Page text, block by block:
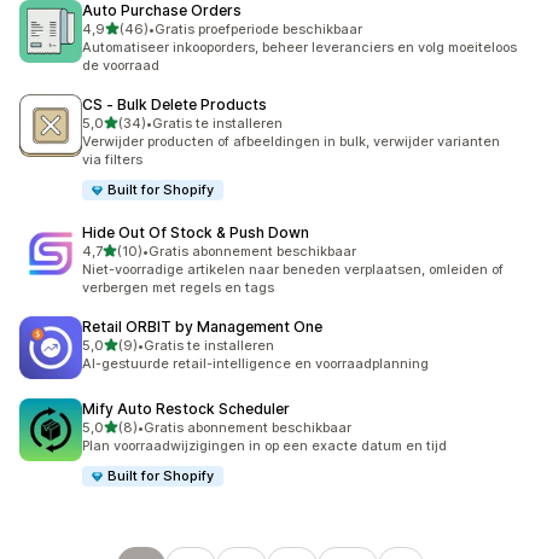
Auto Purchase Orders
4,9van 5 sterren
(46)
46 recensies in totaal
•Gratis proefperiode beschikbaar
Automatiseer inkooporders, beheer leveranciers en volg moeiteloos
de voorraad
CS ‑ Bulk Delete Products
5,0van 5 sterren
(34)
34 recensies in totaal
•Gratis te installeren
Verwijder producten of afbeeldingen in bulk, verwijder varianten
via filters
Built for Shopify
Hide Out Of Stock & Push Down
4,7van 5 sterren
(10)
10 recensies in totaal
•Gratis abonnement beschikbaar
Niet-voorradige artikelen naar beneden verplaatsen, omleiden of
verbergen met regels en tags
Retail ORBIT by Management One
5,0van 5 sterren
(9)
9 recensies in totaal
•Gratis te installeren
AI-gestuurde retail-intelligence en voorraadplanning
Mify Auto Restock Scheduler
5,0van 5 sterren
(8)
8 recensies in totaal
•Gratis abonnement beschikbaar
Plan voorraadwijzigingen in op een exacte datum en tijd
Built for Shopify